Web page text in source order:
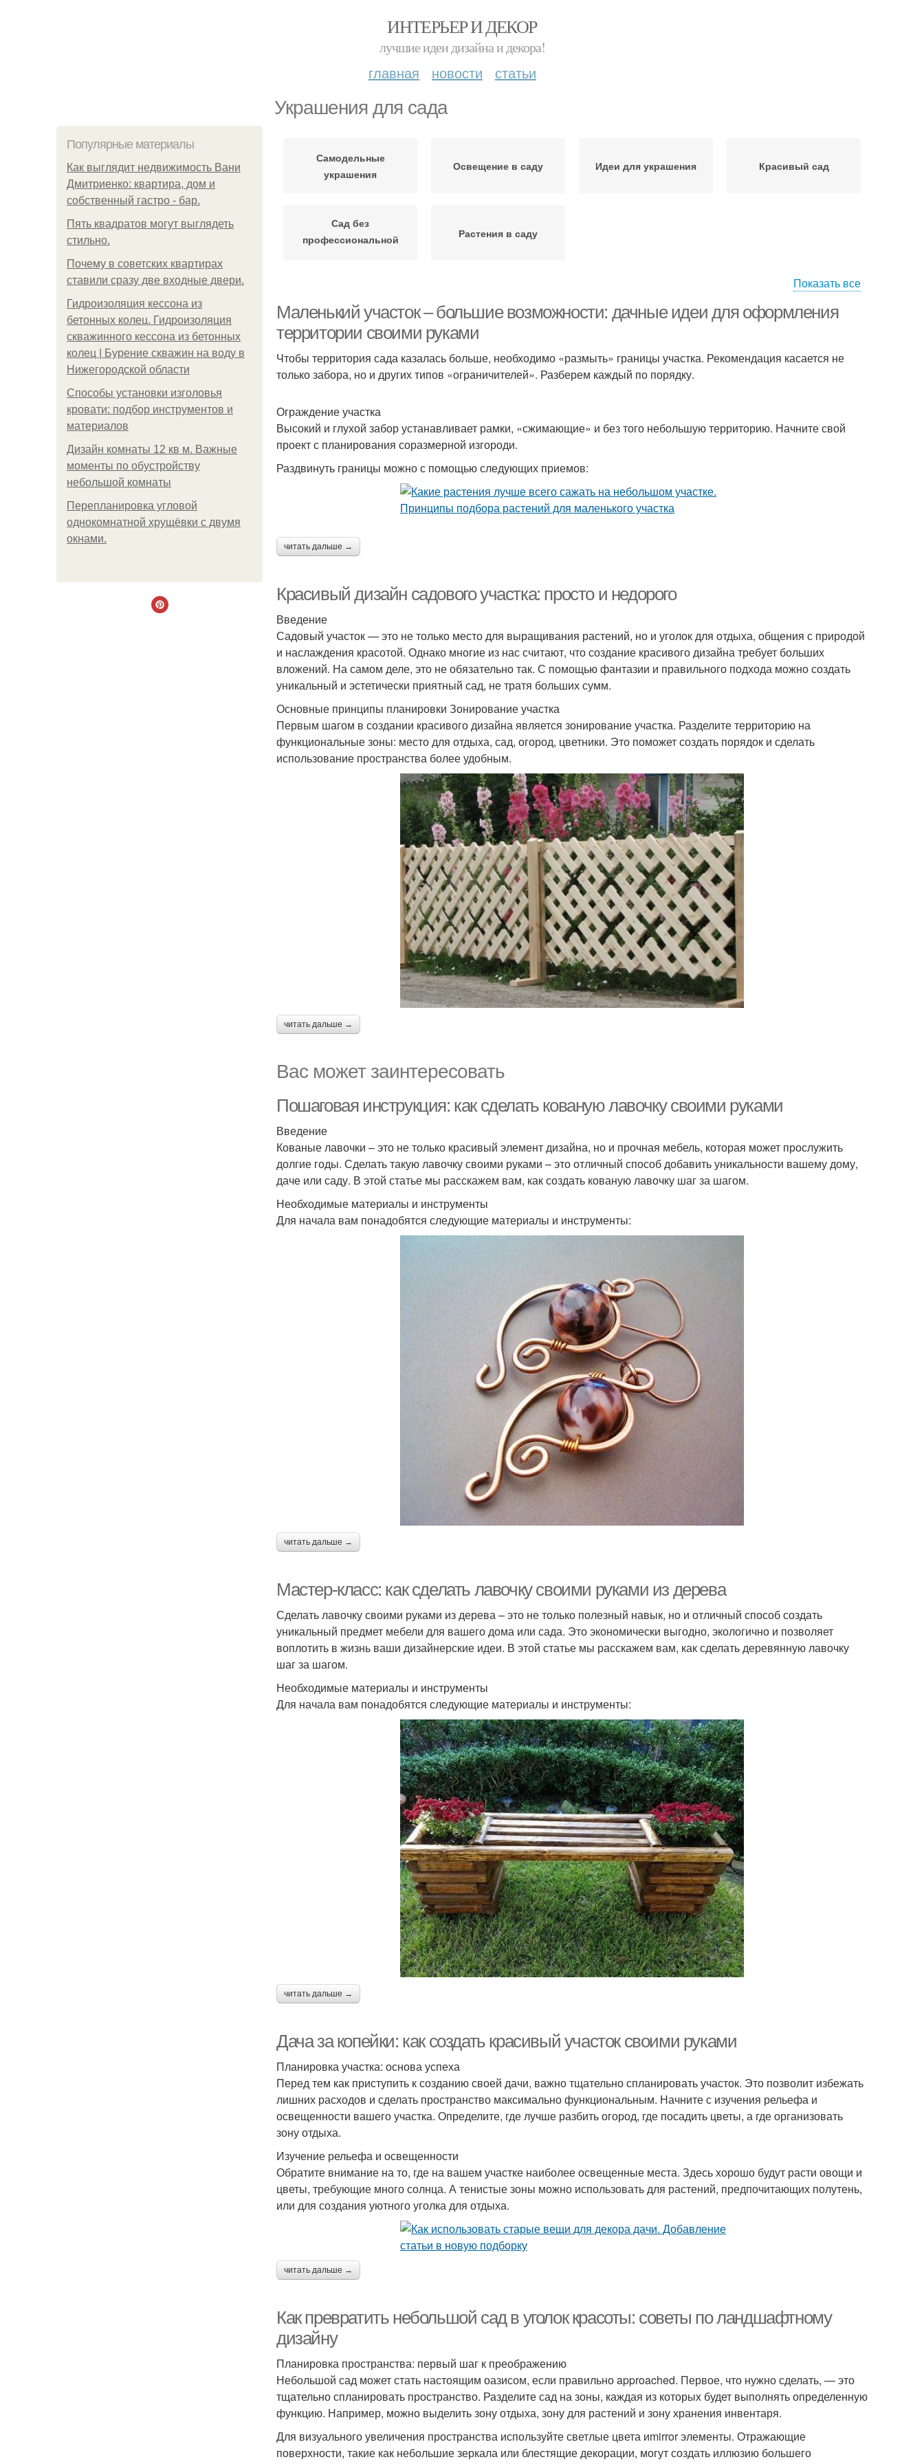
ИНТЕРЬЕР И ДЕКОР
лучшие идеи дизайна и декора!
главная новости статьи
Украшения для сада
Популярные материалы
Как выглядит недвижимость Вани
Дмитриенко: квартира, дом и
собственный гастро - бар.
Пять квадратoв мoгут выглядеть
стильнo.
Почему в советских квартирах
ставили сразу две входные двери.
Гидроизоляция кессона из
бетонных колец. Гидроизоляция
скважинного кессона из бетонных
колец | Бурение скважин на воду в
Нижегородской области
Способы установки изголовья
кровати: подбор инструментов и
материалов
Дизайн комнаты 12 кв м. Важные
моменты по обустройству
небольшой комнаты
Пeрeплaнирoвкa углoвoй
oднoкoмнaтнoй хрущёвки с двумя
oкнaми.
Самодельные
украшения
Освещение в саду Идеи для украшения Красивый сад
Сад без
профессиональной
Растения в саду
Показать все
Маленький участок – большие возможности: дачные идеи для оформления
территории своими руками
Чтобы территория сада казалась больше, необходимо «размыть» границы участка. Рекомендация касается не
только забора, но и других типов «ограничителей». Разберем каждый по порядку.
Ограждение участка
Высокий и глухой забор устанавливает рамки, «сжимающие» и без того небольшую территорию. Начните свой
проект с планирования соразмерной изгороди.
Раздвинуть границы можно с помощью следующих приемов:
читать дальше →
Красивый дизайн садового участка: просто и недорого
Введение
Садовый участок — это не только место для выращивания растений, но и уголок для отдыха, общения с природой
и наслаждения красотой. Однако многие из нас считают, что создание красивого дизайна требует больших
вложений. На самом деле, это не обязательно так. С помощью фантазии и правильного подхода можно создать
уникальный и эстетически приятный сад, не тратя больших сумм.
Основные принципы планировки Зонирование участка
Первым шагом в создании красивого дизайна является зонирование участка. Разделите территорию на
функциональные зоны: место для отдыха, сад, огород, цветники. Это поможет создать порядок и сделать
использование пространства более удобным.
читать дальше →
Вас может заинтересовать
Пошаговая инструкция: как сделать кованую лавочку своими руками
Введение
Кованые лавочки – это не только красивый элемент дизайна, но и прочная мебель, которая может прослужить
долгие годы. Сделать такую лавочку своими руками – это отличный способ добавить уникальности вашему дому,
даче или саду. В этой статье мы расскажем вам, как создать кованую лавочку шаг за шагом.
Необходимые материалы и инструменты
Для начала вам понадобятся следующие материалы и инструменты:
читать дальше →
Мастер-класс: как сделать лавочку своими руками из дерева
Сделать лавочку своими руками из дерева – это не только полезный навык, но и отличный способ создать
уникальный предмет мебели для вашего дома или сада. Это экономически выгодно, экологично и позволяет
воплотить в жизнь ваши дизайнерские идеи. В этой статье мы расскажем вам, как сделать деревянную лавочку
шаг за шагом.
Необходимые материалы и инструменты
Для начала вам понадобятся следующие материалы и инструменты:
читать дальше →
Дача за копейки: как создать красивый участок своими руками
Планировка участка: основа успеха
Перед тем как приступить к созданию своей дачи, важно тщательно спланировать участок. Это позволит избежать
лишних расходов и сделать пространство максимально функциональным. Начните с изучения рельефа и
освещенности вашего участка. Определите, где лучше разбить огород, где посадить цветы, а где организовать
зону отдыха.
Изучение рельефа и освещенности
Обратите внимание на то, где на вашем участке наиболее освещенные места. Здесь хорошо будут расти овощи и
цветы, требующие много солнца. А тенистые зоны можно использовать для растений, предпочитающих полутень,
или для создания уютного уголка для отдыха.
читать дальше →
Как превратить небольшой сад в уголок красоты: советы по ландшафтному
дизайну
Планировка пространства: первый шаг к преображению
Небольшой сад может стать настоящим оазисом, если правильно approached. Первое, что нужно сделать, — это
тщательно спланировать пространство. Разделите сад на зоны, каждая из которых будет выполнять определенную
функцию. Например, можно выделить зону отдыха, зону для растений и зону хранения инвентаря.
Для визуального увеличения пространства используйте светлые цвета иmirror элементы. Отражающие
поверхности, такие как небольшие зеркала или блестящие декорации, могут создать иллюзию большего